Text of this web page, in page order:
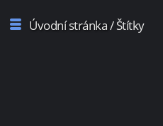
Úvodní stránka/ Štítky